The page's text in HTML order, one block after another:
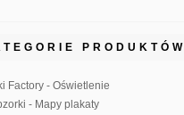
PRODUKTÓW
Factory - Oświetlenie
- Mapy plakaty